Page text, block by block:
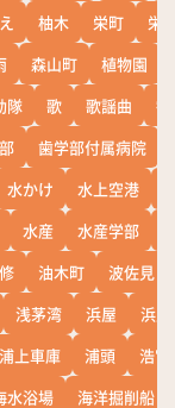
柚木 栄町
栄
森山町 植物園
隊 歌 歌謡曲
歯学部付属病院
水かけ 水上空港
水産 水産学部
油木町
波佐見
浅茅湾 浜屋
浜
浦上車庫 浦頭
浩宮
水浴場
海洋掘削船